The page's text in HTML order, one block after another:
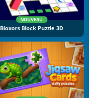
NOUVEAU
Bloxors Block Puzzle 3D